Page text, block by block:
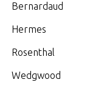
Bernardaud
Hermes
Rosenthal
Wedgwood